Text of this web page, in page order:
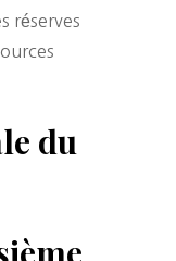
réserves
du